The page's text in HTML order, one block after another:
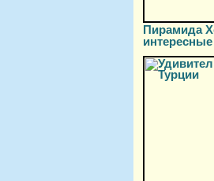
Пирамида